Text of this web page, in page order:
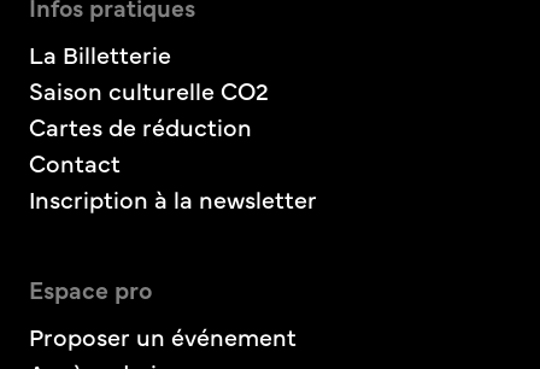
Infos pratiques
La Billetterie
Saison culturelle CO2
Cartes de réduction
Contact
Inscription à la newsletter
Espace pro
Proposer un événement